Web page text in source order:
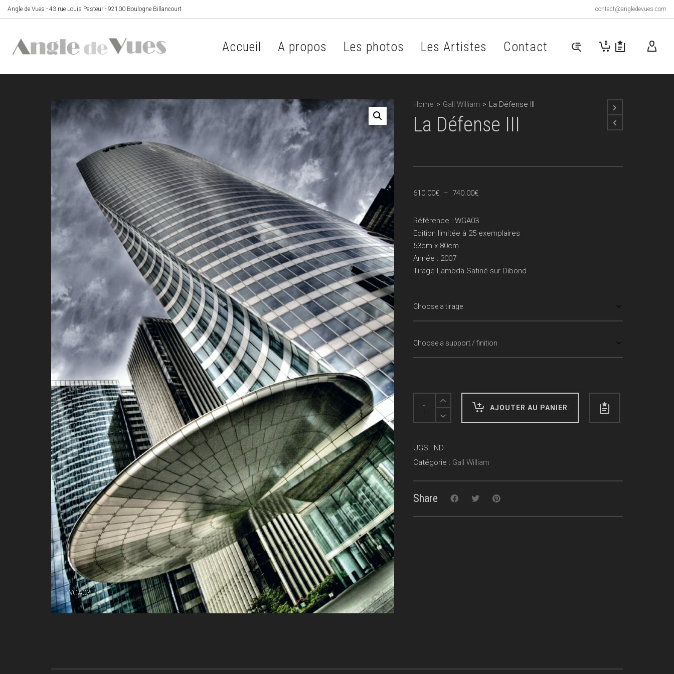
Angle de Vues - 43 rue Louis Pasteur - 92100 Boulogne Billancourt contact@angledevues.com
0
Accueil A propos Les photos Les Artistes Contact
WGA03
Home > Gall William > La Défense III
La Défense III
610.00€ – 740.00€Plage
prix :
610.00€
Référence : WGA03
Edition limitée à 25 exemplaires
53cm x 80cm
Année : 2007
Tirage Lambda Satiné sur Dibond
Défense
AJOUTER AU PANIER
UGS : ND
Catégorie : Gall William
Share